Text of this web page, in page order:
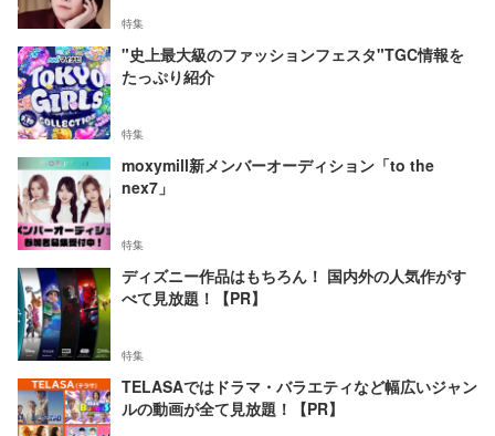
特集
"史上最大級のファッションフェスタ"TGC情報を
たっぷり紹介
特集
moxymill新メンバーオーディション「to the
nex7」
特集
ディズニー作品はもちろん！ 国内外の人気作がす
べて見放題！【PR】
特集
TELASAではドラマ・バラエティなど幅広いジャン
ルの動画が全て見放題！【PR】